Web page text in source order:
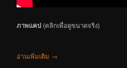
ภาพแคป (คลิกเพื่อดูขนาดจริง)
อ่านเพิ่มเติม →